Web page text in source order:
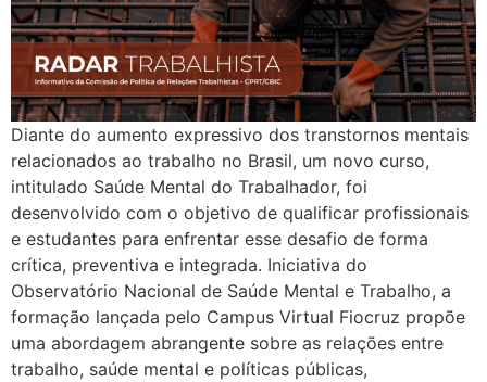
Diante do aumento expressivo dos transtornos mentais
relacionados ao trabalho no Brasil, um novo curso,
intitulado Saúde Mental do Trabalhador, foi
desenvolvido com o objetivo de qualificar profissionais
e estudantes para enfrentar esse desafio de forma
crítica, preventiva e integrada. Iniciativa do
Observatório Nacional de Saúde Mental e Trabalho, a
formação lançada pelo Campus Virtual Fiocruz propõe
uma abordagem abrangente sobre as relações entre
trabalho, saúde mental e políticas públicas,